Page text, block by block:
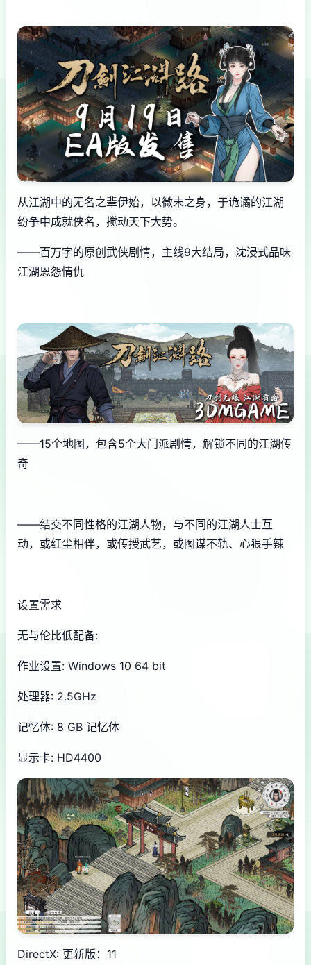
从江湖中的无名之辈伊始，以微末之身，于诡谲的江湖
纷争中成就侠名，搅动天下大势。
——百万字的原创武侠剧情，主线9大结局，沈浸式品味
江湖恩怨情仇
——15个地图，包含5个大门派剧情，解锁不同的江湖传
奇
——结交不同性格的江湖人物，与不同的江湖人士互
动，或红尘相伴，或传授武艺，或图谋不轨、心狠手辣
设置需求
无与伦比低配备:
作业设置: Windows 10 64 bit
处理器: 2.5GHz
记忆体: 8 GB 记忆体
显示卡: HD4400
DirectX: 更新版：11